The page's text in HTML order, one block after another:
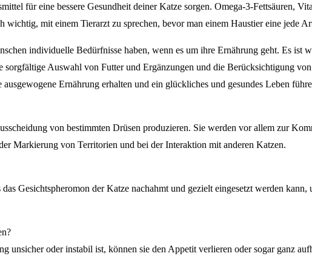
für eine bessere Gesundheit deiner Katze sorgen. Omega-3-Fettsäuren,
wichtig, mit einem Tierarzt zu sprechen, bevor man einem Haustier eine jede
individuelle Bedürfnisse haben, wenn es um ihre Ernährung geht. Es ist
Auswahl von Futter und Ergänzungen und die Berücksichtigung
Ernährung erhalten und ein glückliches und gesundes Leben
von bestimmten Drüsen produzieren. Sie werden vor allem zur
Markierung von Territorien und bei der Interaktion mit anderen Katzen.
Gesichtspheromon der Katze nachahmt und gezielt eingesetzt werden
unsicher oder instabil ist, können sie den Appetit verlieren oder sogar ganz